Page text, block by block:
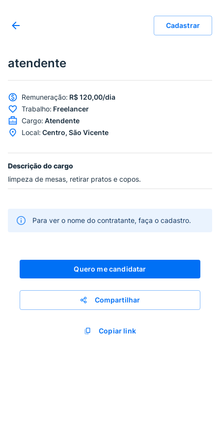
Cadastrar
atendente
Remuneração: R$ 120,00/dia
Trabalho: Freelancer
Cargo: Atendente
Local: Centro, São Vicente
Descrição do cargo
limpeza de mesas, retirar pratos e copos.
Para ver o nome do contratante, faça o cadastro.
Quero me candidatar
Compartilhar
Copiar link